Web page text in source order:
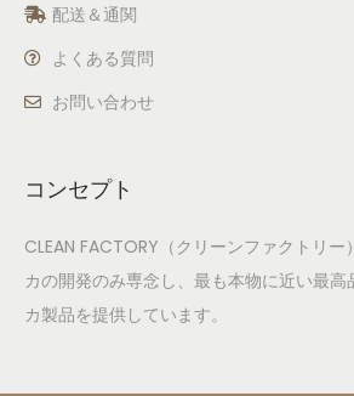
配送＆通関
よくある質問
お問い合わせ
コンセプト
CLEAN FACTORY（クリーンファクトリー
カの開発のみ専念し、最も本物に近い最高
カ製品を提供しています。